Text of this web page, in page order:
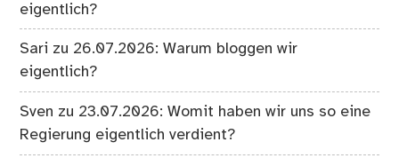
eigentlich?
Sari zu 26.07.2026: Warum bloggen wir
eigentlich?
Sven zu 23.07.2026: Womit haben wir uns so eine
Regierung eigentlich verdient?